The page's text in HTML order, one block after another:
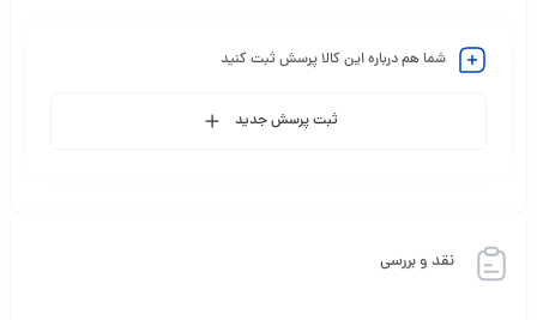
شما هم درباره این کالا پرسش ثبت کنید
ثبت پرسش جدید
نقد و بررسی